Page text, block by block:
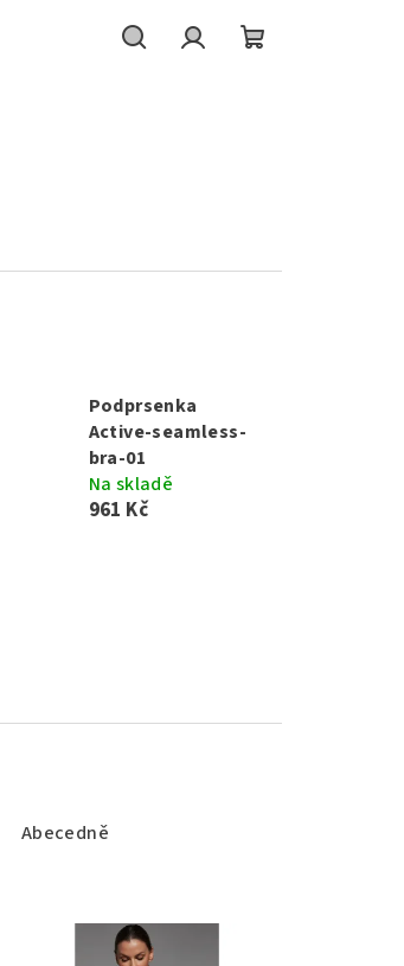
Podprsenka
Active-seamless-
bra-01
Na skladě
961 Kč
Abecedně